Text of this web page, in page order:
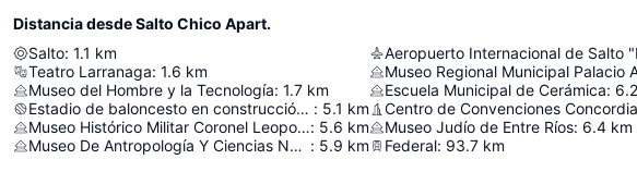
Distancia desde Salto Chico Apart.
Salto: 1.1 km
Teatro Larranaga: 1.6 km
Museo del Hombre y la Tecnología: 1.7 km
Estadio de baloncesto en construcción del Club Centro Exalumnos Capuchinos : 5.1 km
Museo Histórico Militar Coronel Leopoldo Ornstein: 5.6 km
Museo De Antropología Y Ciencias Naturales De Concordia : 5.9 km
Escuela Municipal de Cerámica: 6.2
Centro de Convenciones Concordia
Museo Judío de Entre Ríos: 6.4 km
Federal: 93.7 km